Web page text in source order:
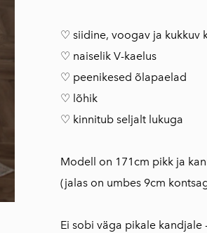
♡ siidine, voogav ja kukkuv
♡ naiselik V-kaelus
♡ peenikesed õlapaelad
♡ lõhik
♡ kinnitub seljalt lukuga
Modell on 171cm pikk ja
(jalas on umbes 9cm
Ei sobi väga pikale kandjale